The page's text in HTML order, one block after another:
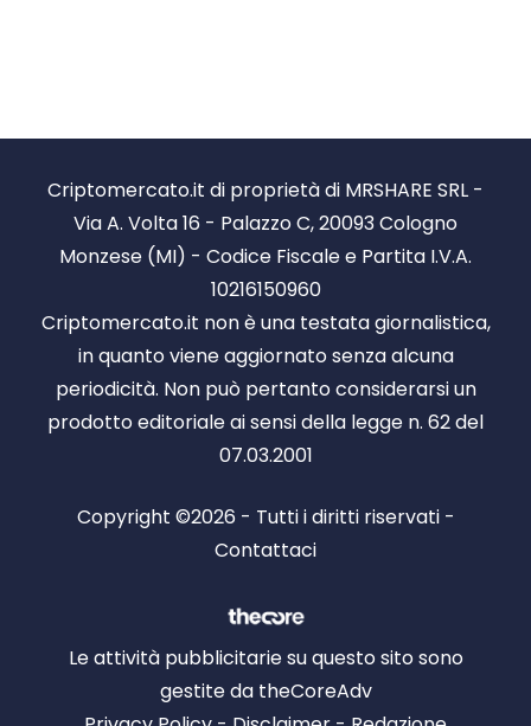
Criptomercato.it di proprietà di MRSHARE SRL -
Via A. Volta 16 - Palazzo C, 20093 Cologno
Monzese (MI) - Codice Fiscale e Partita I.V.A.
10216150960
Criptomercato.it non è una testata giornalistica,
in quanto viene aggiornato senza alcuna
periodicità. Non può pertanto considerarsi un
prodotto editoriale ai sensi della legge n. 62 del
07.03.2001
Copyright ©2026 - Tutti i diritti riservati -
Contattaci
Le attività pubblicitarie su questo sito sono
gestite da theCoreAdv